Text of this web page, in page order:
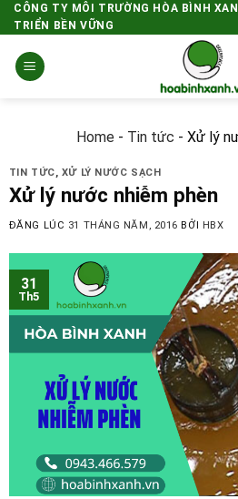
Skip
to
content
CÔNG TY MÔI TRƯỜNG HÒA BÌNH
TRIỂN BỀN VỮNG
Home- Tin tức - Xử lý
TIN TỨC, XỬ LÝ NƯỚC SẠCH
Xử lý nước nhiễm phèn
ĐĂNG LÚC 31 THÁNG NĂM, 2016 BỞI HBX
31
Th5